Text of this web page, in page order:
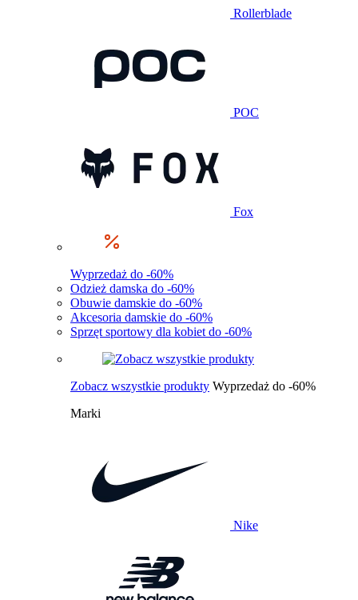
Rollerblade
POC
Fox
Wyprzedaż do -60%
Odzież damska do -60%
Obuwie damskie do -60%
Akcesoria damskie do -60%
Sprzęt sportowy dla kobiet do -60%
Zobacz wszystkie produkty Wyprzedaż do -60%
Marki
Nike